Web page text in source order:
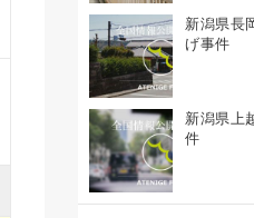
新潟県長
げ事件
新潟県上
件